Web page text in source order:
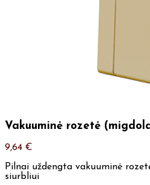
Vakuuminė rozetė
9,64 €
Pilnai uždengta vakuuminė
siurbliui